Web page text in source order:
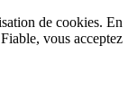
de cookies. En
vous acceptez